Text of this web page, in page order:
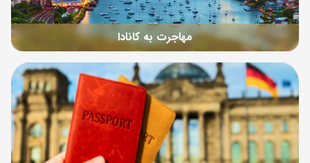
مهاجرت به کانادا